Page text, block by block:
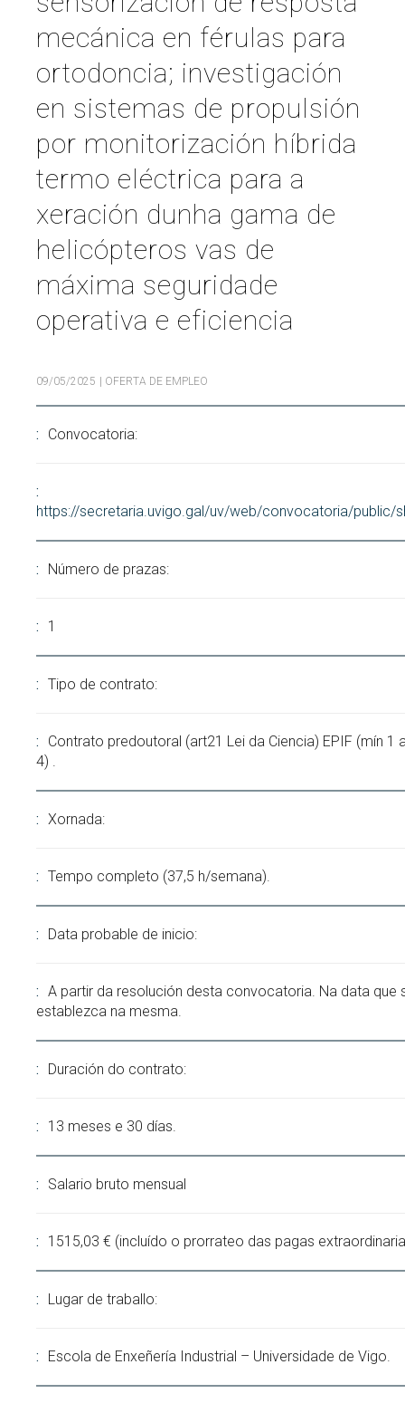
GL EN Search
BuscarBUSCARTwitterInstagramYoutubeLinkedin
mecánica en férulas para
ortodoncia; investigación
en sistemas de propulsión
por monitorización híbrida
termo eléctrica para a
xeración dunha gama de
helicópteros vas de
máxima seguridade
operativa e eficiencia
09/05/2025 | OFERTA DE EMPLEO
Convocatoria:
https://secretaria.uvigo.gal/uv/web/convocatoria/public/
Número de prazas:
1
Tipo de contrato:
Contrato predoutoral (art21 Lei da Ciencia) EPIF (mín 1
4) .
Xornada:
Tempo completo (37,5 h/semana).
Data probable de inicio:
A partir da resolución desta convocatoria. Na data que
establezca na mesma.
Duración do contrato:
13 meses e 30 días.
Salario bruto mensual
1515,03 € (incluído o prorrateo das pagas
Lugar de traballo:
Escola de Enxeñería Industrial – Universidade de Vigo.